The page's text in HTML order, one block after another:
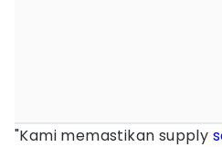
"Kami memastikan supply